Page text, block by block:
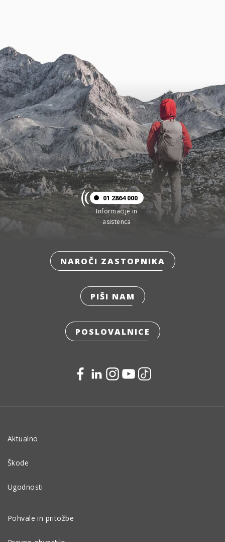
01 2864 000
Informacije in
asistenca
NAROČI ZASTOPNIKA
PIŠI NAM
POSLOVALNICE
Aktualno
Škode
Ugodnosti
Pohvale in pritožbe